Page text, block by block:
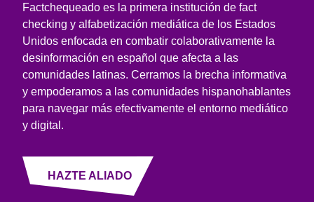
Factchequeado es la primera institución de fact
checking y alfabetización mediática de los Estados
Unidos enfocada en combatir colaborativamente la
desinformación en español que afecta a las
comunidades latinas. Cerramos la brecha informativa
y empoderamos a las comunidades hispanohablantes
para navegar más efectivamente el entorno mediático
y digital.
HAZTE ALIADO